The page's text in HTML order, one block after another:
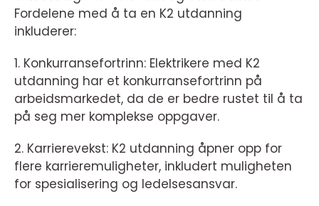
Fordelene med å ta en K2 utdanning
inkluderer:
1. Konkurransefortrinn: Elektrikere med K2
utdanning har et konkurransefortrinn på
arbeidsmarkedet, da de er bedre rustet til å ta
på seg mer komplekse oppgaver.
2. Karrierevekst: K2 utdanning åpner opp for
flere karrieremuligheter, inkludert muligheten
for spesialisering og ledelsesansvar.